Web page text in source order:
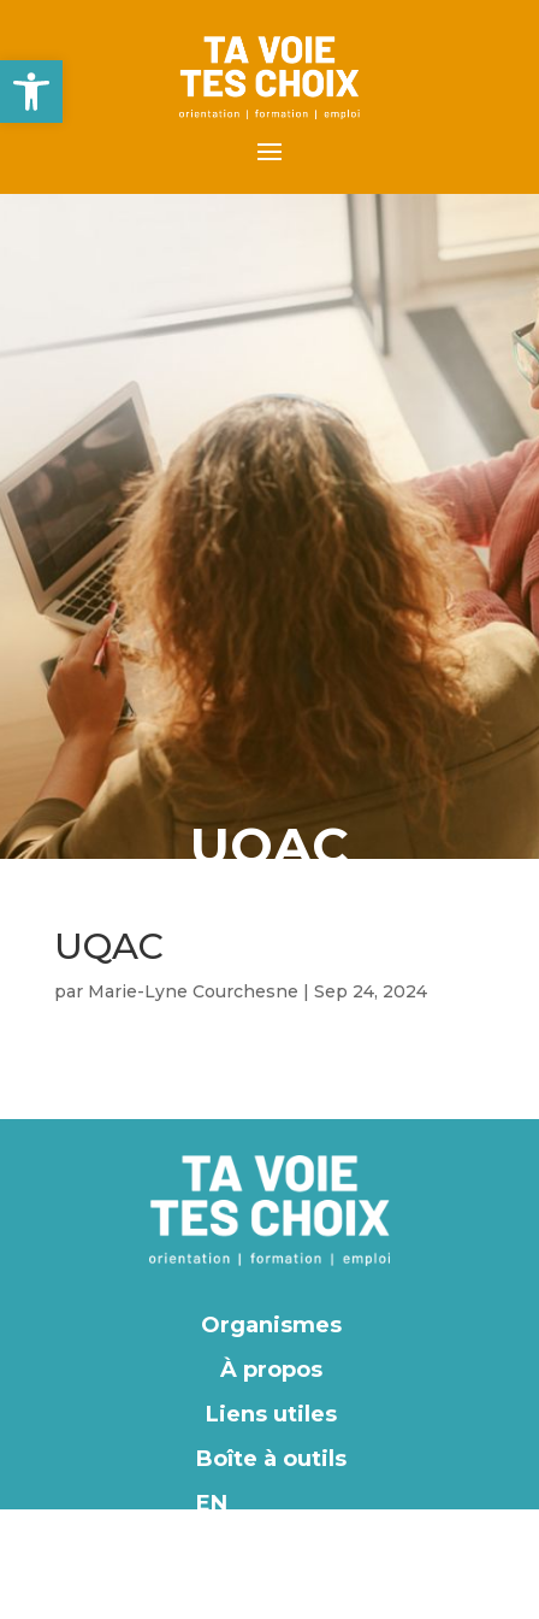
Ouvrir la barre d’outils
UQAC
UQAC
par Marie-Lyne Courchesne | Sep 24, 2024
Organismes
À propos
Liens utiles
Boîte à outils
EN